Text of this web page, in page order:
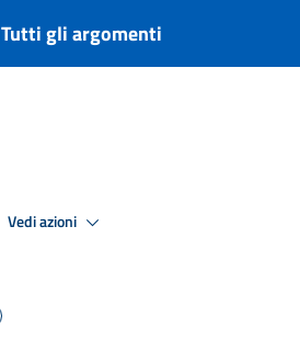
Tutti gli argomenti
Vedi azioni